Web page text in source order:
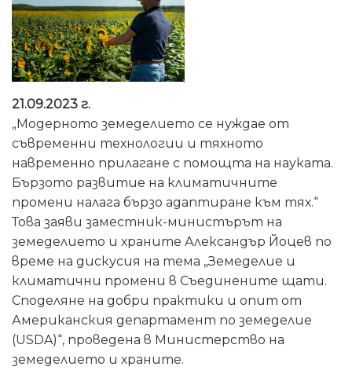
21.09.2023 г.
„Модерното земеделието се нуждае от
съвременни технологии и тяхното
навременно прилагане с помощта на науката.
Бързото развитие на климатичните
промени налага бързо адаптиране към тях.“
Това заяви заместник-министърът на
земеделието и храните Александър Йоцев по
време на дискусия на тема „Земеделие и
климатични промени в Съединените щати.
Споделяне на добри практики и опит от
Американския департамент по земеделие
(USDA)“, проведена в Министерство на
земеделието и храните.